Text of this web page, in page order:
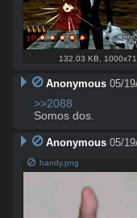
132.03 KB
Anonymous 05/
>>2088
Somos dos.
Anonymous 05/
handy.png